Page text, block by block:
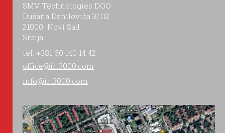
SMV Technologies DOO
Dušana Danilovića 3/112
21000 Novi Sad
Srbija
tel: +381 60 140 14 42
office@irt3000.com
info@irt3000.com